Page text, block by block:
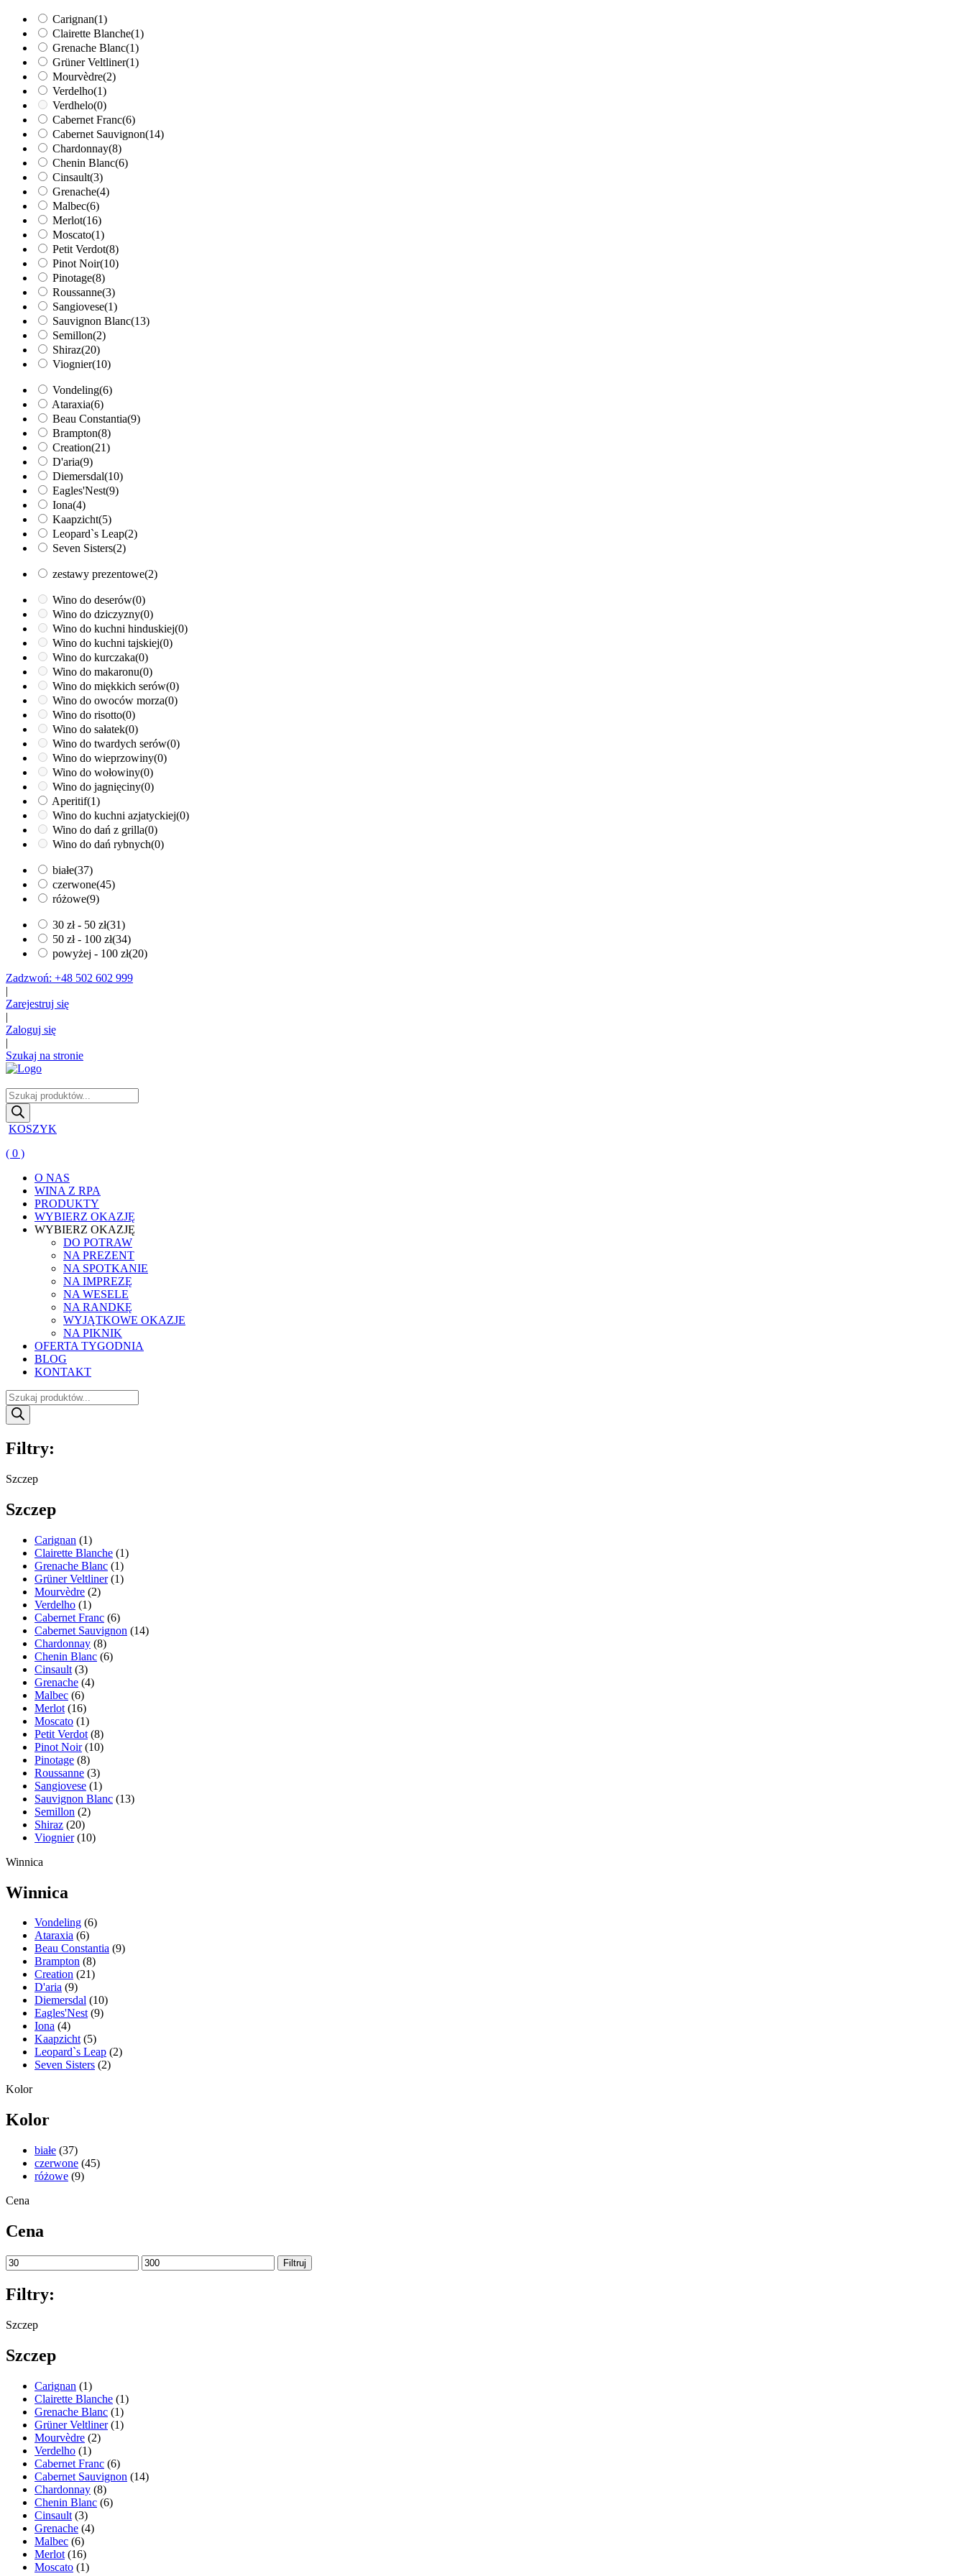
Carignan(1)
Clairette Blanche(1)
Grenache Blanc(1)
Grüner Veltliner(1)
Mourvèdre(2)
Verdelho(1)
Verdhelo(0)
Cabernet Franc(6)
Cabernet Sauvignon(14)
Chardonnay(8)
Chenin Blanc(6)
Cinsault(3)
Grenache(4)
Malbec(6)
Merlot(16)
Moscato(1)
Petit Verdot(8)
Pinot Noir(10)
Pinotage(8)
Roussanne(3)
Sangiovese(1)
Sauvignon Blanc(13)
Semillon(2)
Shiraz(20)
Viognier(10)
Vondeling(6)
Ataraxia(6)
Beau Constantia(9)
Brampton(8)
Creation(21)
D'aria(9)
Diemersdal(10)
Eagles'Nest(9)
Iona(4)
Kaapzicht(5)
Leopard`s Leap(2)
Seven Sisters(2)
zestawy prezentowe(2)
Wino do deserów(0)
Wino do dziczyzny(0)
Wino do kuchni hinduskiej(0)
Wino do kuchni tajskiej(0)
Wino do kurczaka(0)
Wino do makaronu(0)
Wino do miękkich serów(0)
Wino do owoców morza(0)
Wino do risotto(0)
Wino do sałatek(0)
Wino do twardych serów(0)
Wino do wieprzowiny(0)
Wino do wołowiny(0)
Wino do jagnięciny(0)
Aperitif(1)
Wino do kuchni azjatyckiej(0)
Wino do dań z grilla(0)
Wino do dań rybnych(0)
białe(37)
czerwone(45)
różowe(9)
30 zł - 50 zł(31)
50 zł - 100 zł(34)
powyżej - 100 zł(20)
Zadzwoń: +48 502 602 999
|
Zarejestruj się
|
Zaloguj się
|
Szukaj na stronie
Wyszukiwarka
produktów
KOSZYK
( 0 )
O NAS
WINA Z RPA
PRODUKTY
WYBIERZ OKAZJĘ
WYBIERZ OKAZJĘ
DO POTRAW
NA PREZENT
NA SPOTKANIE
NA IMPREZĘ
NA WESELE
NA RANDKĘ
WYJĄTKOWE OKAZJE
NA PIKNIK
OFERTA TYGODNIA
BLOG
KONTAKT
Wyszukiwarka
produktów
Filtry:
Szczep
Szczep
Carignan (1)
Clairette Blanche (1)
Grenache Blanc (1)
Grüner Veltliner (1)
Mourvèdre (2)
Verdelho (1)
Cabernet Franc (6)
Cabernet Sauvignon (14)
Chardonnay (8)
Chenin Blanc (6)
Cinsault (3)
Grenache (4)
Malbec (6)
Merlot (16)
Moscato (1)
Petit Verdot (8)
Pinot Noir (10)
Pinotage (8)
Roussanne (3)
Sangiovese (1)
Sauvignon Blanc (13)
Semillon (2)
Shiraz (20)
Viognier (10)
Winnica
Winnica
Vondeling (6)
Ataraxia (6)
Beau Constantia (9)
Brampton (8)
Creation (21)
D'aria (9)
Diemersdal (10)
Eagles'Nest (9)
Iona (4)
Kaapzicht (5)
Leopard`s Leap (2)
Seven Sisters (2)
Kolor
Kolor
białe (37)
czerwone (45)
różowe (9)
Cena
Cena
Cena
min.
Cena
maks.
Filtruj
Filtry:
Szczep
Szczep
Carignan (1)
Clairette Blanche (1)
Grenache Blanc (1)
Grüner Veltliner (1)
Mourvèdre (2)
Verdelho (1)
Cabernet Franc (6)
Cabernet Sauvignon (14)
Chardonnay (8)
Chenin Blanc (6)
Cinsault (3)
Grenache (4)
Malbec (6)
Merlot (16)
Moscato (1)